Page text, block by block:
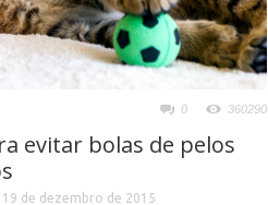
0 360290
evitar bolas de pelos
19 de dezembro de 2015